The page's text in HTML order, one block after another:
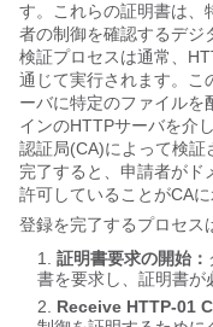
す。これらの証明書は、
者の制御を確認するデジ
検証プロセスは通常、
通じて実行されます。こ
ーバに特定のファイルを
インのHTTPサーバを介
認証局(CA)によって検証
完了すると、申請者がド
許可していることがCAに
登録を完了するプロセス
証明書要求の開始：
書を要求し、証明書が
Receive HTTP-01